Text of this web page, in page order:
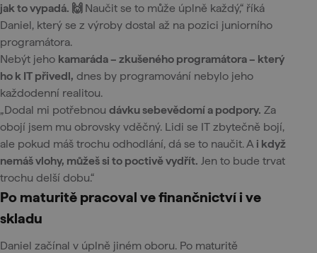
jak to vypadá. 🙌 Naučit se to může úplně každý,“ říká
Daniel, který se z výroby dostal až na pozici juniorního
programátora.
Nebýt jeho kamaráda – zkušeného programátora – který
ho k IT přivedl, dnes by programování nebylo jeho
každodenní realitou.
„Dodal mi potřebnou dávku sebevědomí a podpory. Za
obojí jsem mu obrovsky vděčný. Lidi se IT zbytečně bojí,
ale pokud máš trochu odhodlání, dá se to naučit. A i když
nemáš vlohy, můžeš si to poctivě vydřít. Jen to bude trvat
trochu delší dobu.“
Po maturitě pracoval ve finančnictví i ve
skladu
Daniel začínal v úplně jiném oboru. Po maturitě